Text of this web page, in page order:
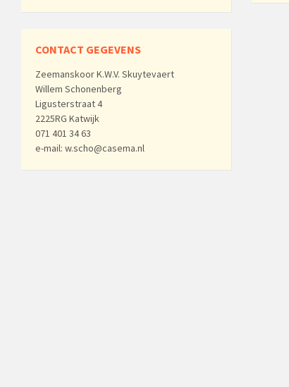
CONTACT GEGEVENS
Zeemanskoor K.W.V. Skuytevaert
Willem Schonenberg
Ligusterstraat 4
2225RG Katwijk
071 401 34 63
e-mail: w.scho@casema.nl